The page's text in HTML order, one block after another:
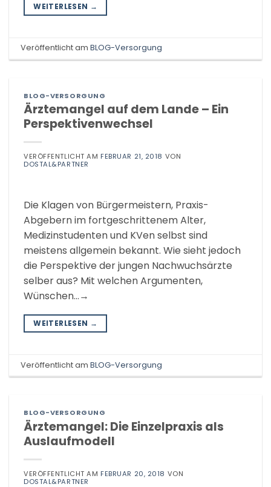
WEITERLESEN →
Veröffentlicht amBLOG-Versorgung
BLOG-VERSORGUNG
Ärztemangel auf dem Lande – Ein
Perspektivenwechsel
VERÖFFENTLICHT AM FEBRUAR 21, 2018 VON
DOSTAL&PARTNER
Die Klagen von Bürgermeistern, Praxis-
Abgebern im fortgeschrittenem Alter,
Medizinstudenten und KVen selbst sind
meistens allgemein bekannt. Wie sieht jedoch
die Perspektive der jungen Nachwuchsärzte
selber aus? Mit welchen Argumenten,
Wünschen…→
WEITERLESEN →
Veröffentlicht amBLOG-Versorgung
BLOG-VERSORGUNG
Ärztemangel: Die Einzelpraxis als
Auslaufmodell
VERÖFFENTLICHT AM FEBRUAR 20, 2018 VON
DOSTAL&PARTNER